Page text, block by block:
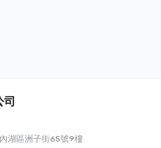
湖區洲子街65號9樓